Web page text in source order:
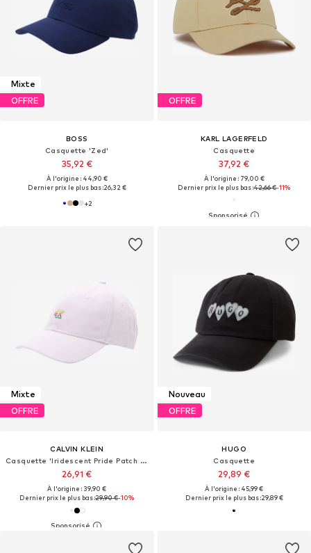
Mixte
OFFRE
BOSS
Casquette 'Zed'
35,92 €
À l'origine : 44,90 €
Dernier prix le plus bas :26,32 €
+2
OFFRE
KARL LAGERFELD
Casquette
37,92 €
À l'origine : 79,00 €
Dernier prix le plus bas :42,66 €-11%
Mixte
OFFRE
CALVIN KLEIN
Casquette 'Iridescent Pride Patch Baseball'
26,91 €
À l'origine : 39,90 €
Dernier prix le plus bas :29,90 €-10%
Nouveau
OFFRE
HUGO
Casquette
29,89 €
À l'origine : 45,99 €
Dernier prix le plus bas :29,89 €